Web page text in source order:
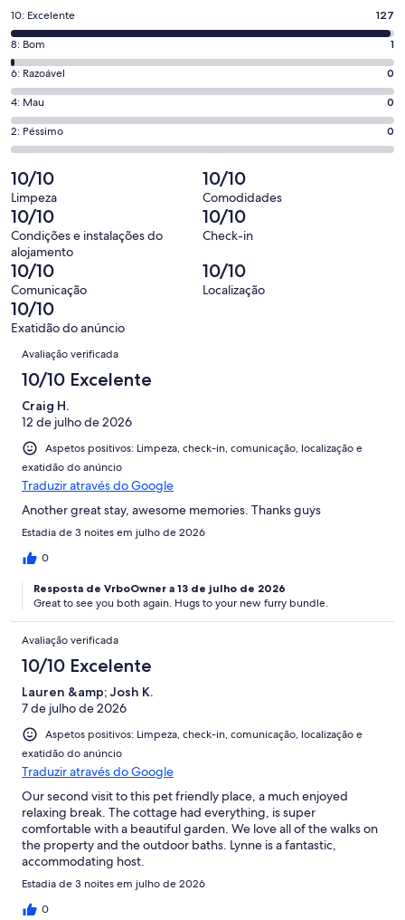
nova
janela
Pontuação
de
10,
o
que
significa
“Excelente”.
127
de
128
avaliações.
10: Excelente 127
Pontuação
de
8,
o
que
significa
1
de
128
avaliações.
8: Bom 1
Pontuação
de
6,
o
que
significa
“Razoável”.
0
de
128
avaliações.
6: Razoável 0
Pontuação
de
4,
que
significa
“Mau”.
0
de
128
avaliações.
4: Mau 0
Pontuação
de
2,
o
que
significa
“Péssimo”.
0
de
128
avaliações.
2: Péssimo 0
10/10
Limpeza
10/10
Comodidades
10/10
Condições e instalações do
alojamento
10/10
Check-in
10/10
Comunicação
10/10
Localização
10/10
Exatidão do anúncio
Avaliações
Avaliação verificada
10/10 Excelente
Craig H.
12 de julho de 2026
Aspetos positivos: Limpeza, check-in, comunicação, localização e
exatidão do anúncio
Traduzir através do Google
Another great stay, awesome memories. Thanks guys
Estadia de 3 noites em julho de 2026
0
Resposta de VrboOwner a 13 de julho de 2026
Great to see you both again. Hugs to your new furry bundle.
Avaliação verificada
10/10 Excelente
Lauren &amp; Josh K.
7 de julho de 2026
Aspetos positivos: Limpeza, check-in, comunicação, localização e
exatidão do anúncio
Traduzir através do Google
Our second visit to this pet friendly place, a much enjoyed
relaxing break. The cottage had everything, is super
comfortable with a beautiful garden. We love all of the walks on
the property and the outdoor baths. Lynne is a fantastic,
accommodating host.
Estadia de 3 noites em julho de 2026
0